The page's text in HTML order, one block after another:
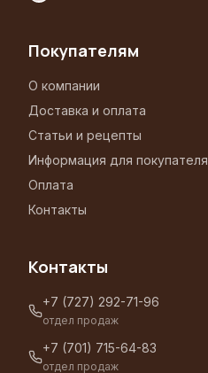
Покупателям
О компании
Доставка и оплата
Статьи и рецепты
Информация для покупателя
Оплата
Контакты
Контакты
+7 (727) 292-71-96
отдел продаж
+7 (701) 715-64-83
отдел продаж